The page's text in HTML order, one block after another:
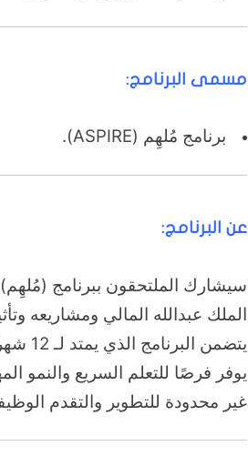
مسمى البرنامج:
برنامج مُلهِم (ASPIRE).
عن البرنامج:
سيشارك الملتحقون ببرنامج
الملك عبدالله المالي ومشاريعه
يوفر فرصًا للتعلم السريع والنمو
غير محدودة للتطوير والتقدم